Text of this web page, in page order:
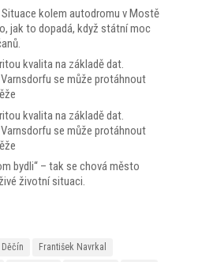
Situace kolem autodromu v Mostě
jak to dopadá, když státní moc
kvalita na základě dat.
se může protáhnout
kvalita na základě dat.
se může protáhnout
bydli“ – tak se chová město
životní situaci.
Děčín
František Navrkal